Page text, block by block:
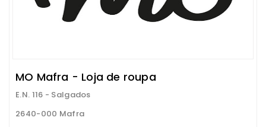
MO Mafra - Loja de roupa
E.N. 116 - Salgados
2640-000 Mafra